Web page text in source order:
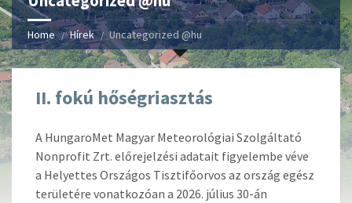
Home Hírek Uncategorized @hu
II. fokú hőségriasztás
A HungaroMet Magyar Meteorológiai Szolgáltató
Nonprofit Zrt. előrejelzési adatait figyelembe véve
a Helyettes Országos Tisztifőorvos az ország egész
területére vonatkozóan a 2026. július 30-án